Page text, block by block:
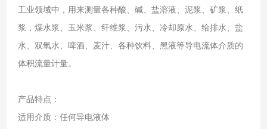
工业领域中，用来测量各种酸、碱、盐溶液、泥浆、矿浆、纸
浆，煤水浆、玉米浆、纤维浆、污水、冷却原水、给排水、盐
水、双氧水、啤酒、麦汁、各种饮料、黑液等导电流体介质的
体积流量计量。
产品特点：
适用介质：任何导电液体